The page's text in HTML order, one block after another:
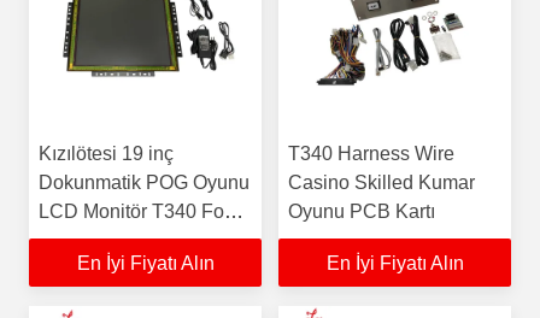
Kızılötesi 19 inç
Dokunmatik POG Oyunu
LCD Monitör T340 Fox
340s Dokunmatik Ekran
En İyi Fiyatı Alın
T340 Harness Wire
Casino Skilled Kumar
Oyunu PCB Kartı
En İyi Fiyatı Alın